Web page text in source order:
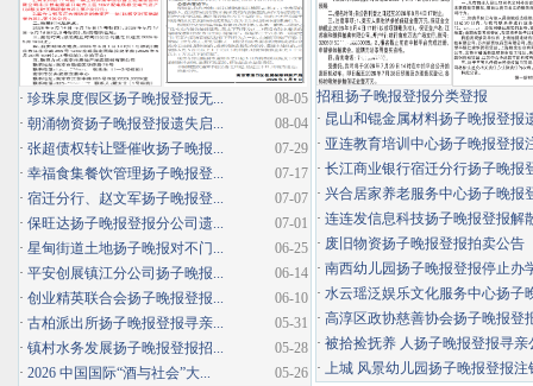
招租扬子晚报登报分类登报
· 昆山和锟金属材料扬子晚报登报
· 亚连教育培训中心扬子晚报登报
· 长江商业银行宿迁分行扬子晚报
· 兴合居家养老服务中心扬子晚报
· 连连发信息科技扬子晚报登报解
· 废旧物资扬子晚报登报拍卖公告
· 南西幼儿园扬子晚报登报停止办
· 水云瑶泛娱乐文化服务中心扬子
· 高淳区政协慈善协会扬子晚报登
· 被拾捡抚养 人扬子晚报登报寻亲
· 上城 风景幼儿园扬子晚报登报注
08-05
· 珍珠泉度假区扬子晚报登报无...
08-04
· 朝涌物资扬子晚报登报遗失启...
07-29
· 张超债权转让暨催收扬子晚报...
07-17
· 幸福食集餐饮管理扬子晚报登...
07-07
· 宿迁分行、赵文军扬子晚报登...
07-01
· 保旺达扬子晚报登报分公司遗...
06-25
· 星甸街道土地扬子晚报对不门...
06-14
· 平安创展镇江分公司扬子晚报...
06-10
· 创业精英联合会扬子晚报登报...
05-31
· 古柏派出所扬子晚报登报寻亲...
05-28
· 镇村水务发展扬子晚报登报招...
05-26
· 2026 中国国际“酒与社会”大...